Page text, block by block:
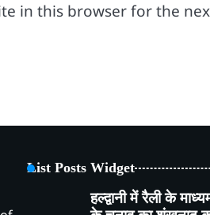
in this browser for the
List Posts Widget
हल्द्वानी में रैली के